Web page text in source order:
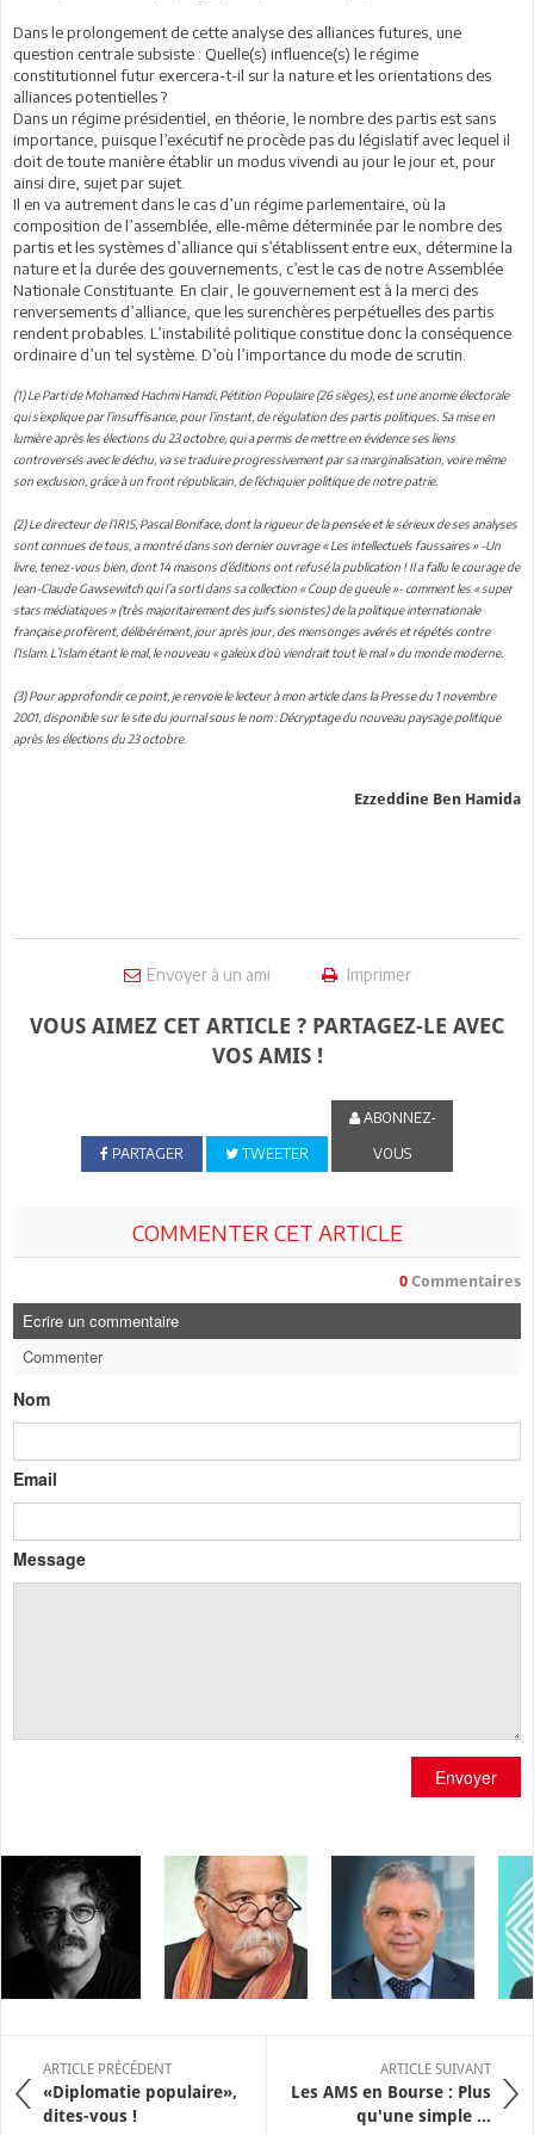
Dans le prolongement de cette analyse des alliances futures, une
question centrale subsiste : Quelle(s) influence(s) le régime
constitutionnel futur exercera-t-il sur la nature et les orientations des
alliances potentielles ?
Dans un régime présidentiel, en théorie, le nombre des partis est sans
importance, puisque l’exécutif ne procède pas du législatif avec lequel il
doit de toute manière établir un modus vivendi au jour le jour et, pour
ainsi dire, sujet par sujet.
Il en va autrement dans le cas d’un régime parlementaire, où la
composition de l’assemblée, elle-même déterminée par le nombre des
partis et les systèmes d’alliance qui s’établissent entre eux, détermine la
nature et la durée des gouvernements, c’est le cas de notre Assemblée
Nationale Constituante. En clair, le gouvernement est à la merci des
renversements d’alliance, que les surenchères perpétuelles des partis
rendent probables. L’instabilité politique constitue donc la conséquence
ordinaire d’un tel système. D’où l’importance du mode de scrutin.
(1) Le Parti de Mohamed Hachmi Hamdi, Pétition Populaire (26 sièges), est une anomie électorale
qui s’explique par l’insuffisance, pour l’instant, de régulation des partis politiques. Sa mise en
lumière après les élections du 23 octobre, qui a permis de mettre en évidence ses liens
controversés avec le déchu, va se traduire progressivement par sa marginalisation, voire même
son exclusion, grâce à un front républicain, de l’échiquier politique de notre patrie.
(2) Le directeur de l’IRIS, Pascal Boniface, dont la rigueur de la pensée et le sérieux de ses analyses
sont connues de tous, a montré dans son dernier ouvrage « Les intellectuels faussaires » -Un
livre, tenez-vous bien, dont 14 maisons d’éditions ont refusé la publication ! Il a fallu le courage de
Jean-Claude Gawsewitch qui l’a sorti dans sa collection « Coup de gueule »- comment les « super
stars médiatiques » (très majoritairement des juifs sionistes) de la politique internationale
française profèrent, délibérément, jour après jour, des mensonges avérés et répétés contre
l’Islam. L’Islam étant le mal, le nouveau « galeux d’où viendrait tout le mal » du monde moderne.
(3) Pour approfondir ce point, je renvoie le lecteur à mon article dans la Presse du 1 novembre
2001, disponible sur le site du journal sous le nom : Décryptage du nouveau paysage politique
après les élections du 23 octobre.
Ezzeddine Ben Hamida
Envoyer à un ami Imprimer
VOUS AIMEZ CET ARTICLE ? PARTAGEZ-LE AVEC
VOS AMIS !
PARTAGER TWEETER
ABONNEZ-
VOUS
COMMENTER CET ARTICLE
0 Commentaires
Ecrire un commentaire
Commenter
Nom
Email
Message
Envoyer
ARTICLE PRÉCÉDENT
«Diplomatie populaire»,
dites-vous !
ARTICLE SUIVANT
Les AMS en Bourse : Plus
qu'une simple ...